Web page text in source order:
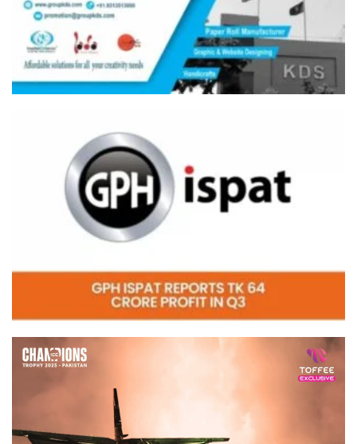
Video
Player